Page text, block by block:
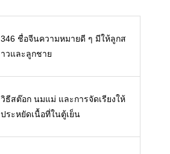
346 ชื่อจีนความหมายดี ๆ มีให้ลูกส
าวและลูกชาย
วิธีสต๊อก นมแม่ และการจัดเรียงให้
ประหยัดเนื้อที่ในตู้เย็น